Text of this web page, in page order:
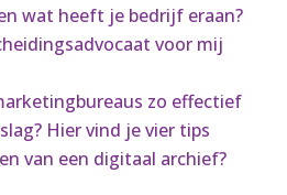
wat heeft je bedrijf eraan?
voor mij
zo effectief
Hier vind je vier tips
van een digitaal archief?